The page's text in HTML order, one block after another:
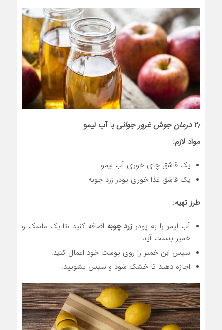
۲٫درمان جوش غرور جوانیبا آب لیمو
مواد لازم:
یک قاشق چای خوری آب لیمو
یک قاشق غذا خوری پودر زرد چوبه
طرز تهیه:
آب لیمو را به پودر زرد چوبه اضافه کنید ،تا یک ماسک و
خمیر بدست آید.
سپس این خمیر را روی پوست خود اعمال کنید.
اجازه دهید تا خشک شود و سپس بشویید.